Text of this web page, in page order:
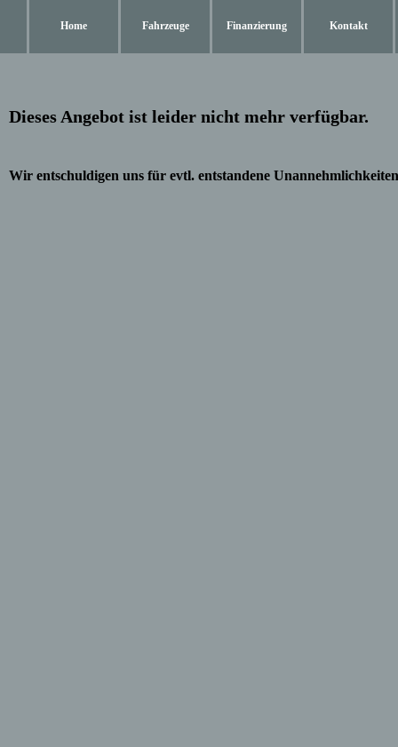
Home Fahrzeuge Finanzierung Kontakt
Dieses Angebot ist leider nicht mehr verfügbar.
Wir entschuldigen uns für evtl. entstandene